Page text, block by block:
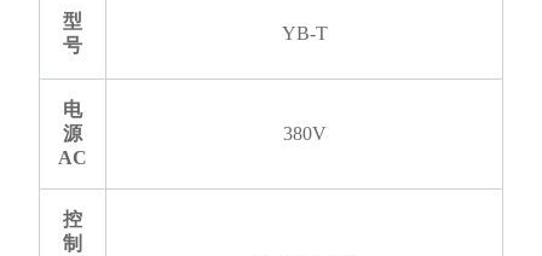
型
号
YB-T
电
源
AC
380V
控
制